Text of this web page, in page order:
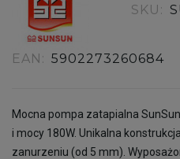
SKU:
EAN: 5902273260684
Mocna pompa zatapialna
i mocy 180W. Unikalna
zanurzeniu (od 5 mm).